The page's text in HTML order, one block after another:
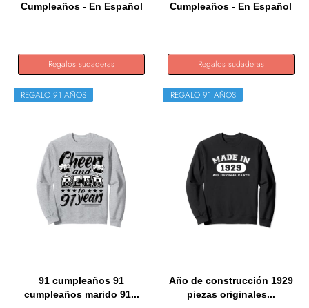
Cumpleaños - En Español
Regalos sudaderas
Cumpleaños - En Español
Regalos sudaderas
REGALO 91 AÑOS
91 cumpleaños 91
cumpleaños marido 91...
REGALO 91 AÑOS
Año de construcción 1929
piezas originales...